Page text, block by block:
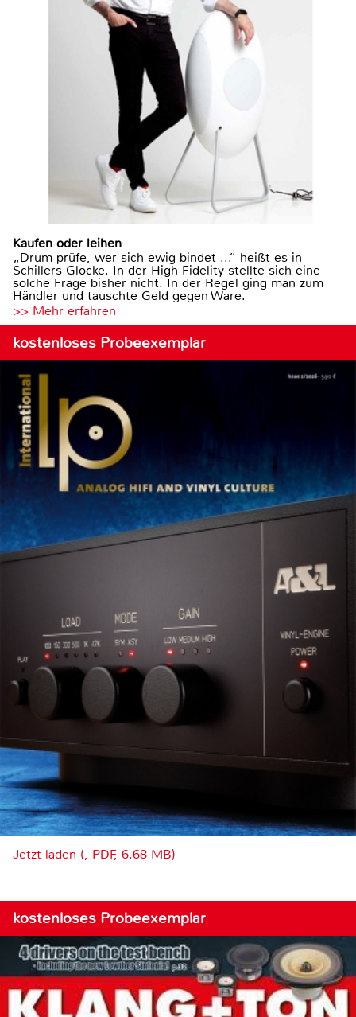
Kaufen oder leihen
„Drum prüfe, wer sich ewig bindet ...“ heißt es in
Schillers Glocke. In der High Fidelity stellte sich eine
solche Frage bisher nicht. In der Regel ging man zum
Händler und tauschte Geld gegen Ware.
>> Mehr erfahren
kostenloses Probeexemplar
Jetzt laden (, PDF, 6.68 MB)
kostenloses Probeexemplar